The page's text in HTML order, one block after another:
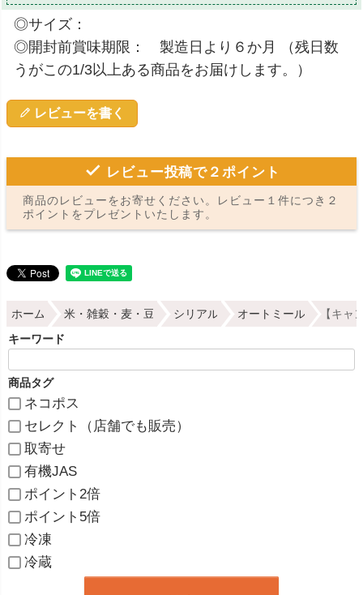
◎サイズ：
◎開封前賞味期限： 製造日より６か月 （残日数
うがこの1/3以上ある商品をお届けします。）
レビューを書く
レビュー投稿で２ポイント
商品のレビューをお寄せください。レビュー１件につき２
ポイントをプレゼントいたします。
ホーム 米・雑穀・麦・豆 シリアル オートミール 【キャ
キーワード
商品タグ
ネコポス
セレクト（店舗でも販売）
取寄せ
有機JAS
ポイント2倍
ポイント5倍
冷凍
冷蔵